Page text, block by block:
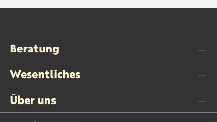
Beratung
Wesentliches
Über uns